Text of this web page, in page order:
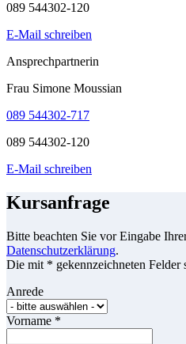
089 544302-120
E-Mail schreiben
Ansprechpartnerin
Frau Simone Moussian
089 544302-717
089 544302-120
E-Mail schreiben
Kursanfrage
Bitte beachten Sie vor Eingabe
Datenschutzerklärung.
Die mit * gekennzeichneten Felder
Anrede
Vorname *